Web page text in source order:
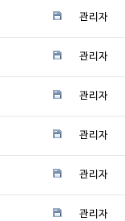
관리자
관리자
관리자
관리자
관리자
관리자